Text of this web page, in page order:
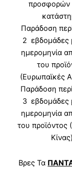
προσφορών
Παράδοση
2 εβδομάδες
ημερομηνία
του
(Ευρωπαϊκές
Παράδοση
3 εβδομάδες
ημερομηνία
του προϊόντος
Κίνας)
Βρες Τα